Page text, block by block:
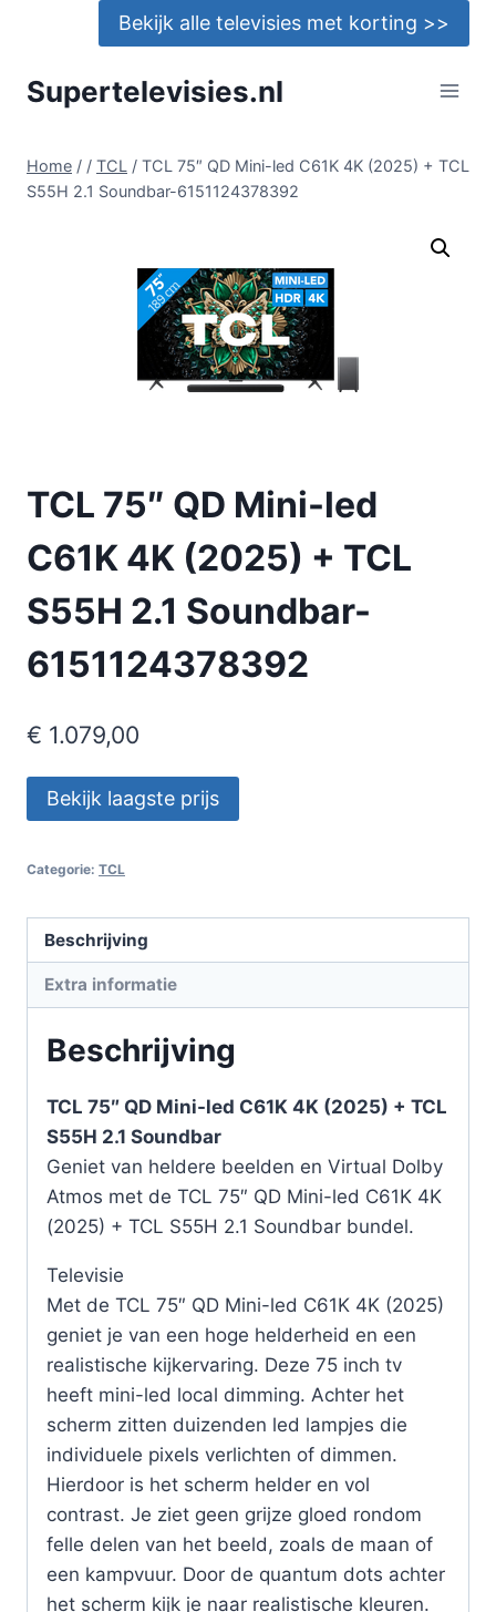
Bekijk alle televisies met korting >>
Supertelevisies.nl
Home / / TCL / TCL 75″ QD Mini-led C61K 4K (2025) + TCL
S55H 2.1 Soundbar-6151124378392
TCL 75″ QD Mini-led
C61K 4K (2025) + TCL
S55H 2.1 Soundbar-
6151124378392
€ 1.079,00
Bekijk laagste prijs
Categorie: TCL
Beschrijving
Extra informatie
Beschrijving
TCL 75″ QD Mini-led C61K 4K (2025) + TCL
S55H 2.1 Soundbar
Geniet van heldere beelden en Virtual Dolby
Atmos met de TCL 75″ QD Mini-led C61K 4K
(2025) + TCL S55H 2.1 Soundbar bundel.
Televisie
Met de TCL 75″ QD Mini-led C61K 4K (2025)
geniet je van een hoge helderheid en een
realistische kijkervaring. Deze 75 inch tv
heeft mini-led local dimming. Achter het
scherm zitten duizenden led lampjes die
individuele pixels verlichten of dimmen.
Hierdoor is het scherm helder en vol
contrast. Je ziet geen grijze gloed rondom
felle delen van het beeld, zoals de maan of
een kampvuur. Door de quantum dots achter
het scherm kijk je naar realistische kleuren.